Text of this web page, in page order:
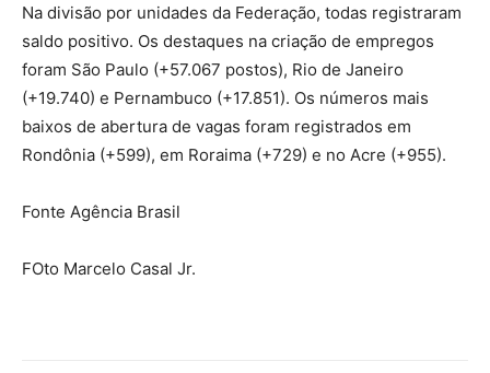
Na divisão por unidades da Federação, todas registraram
saldo positivo. Os destaques na criação de empregos
foram São Paulo (+57.067 postos), Rio de Janeiro
(+19.740) e Pernambuco (+17.851). Os números mais
baixos de abertura de vagas foram registrados em
Rondônia (+599), em Roraima (+729) e no Acre (+955).
Fonte Agência Brasil
FOto Marcelo Casal Jr.